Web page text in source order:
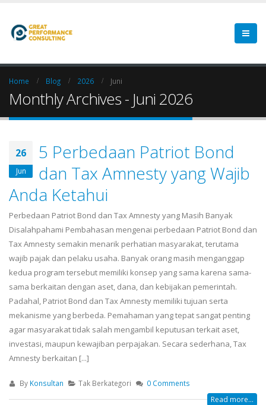
Home Blog 2026 Juni
Monthly Archives - Juni 2026
26
Jun
5 Perbedaan Patriot Bond
dan Tax Amnesty yang Wajib
Anda Ketahui
Perbedaan Patriot Bond dan Tax Amnesty yang Masih Banyak
Disalahpahami Pembahasan mengenai perbedaan Patriot Bond dan
Tax Amnesty semakin menarik perhatian masyarakat, terutama
wajib pajak dan pelaku usaha. Banyak orang masih menganggap
kedua program tersebut memiliki konsep yang sama karena sama-
sama berkaitan dengan aset, dana, dan kebijakan pemerintah.
Padahal, Patriot Bond dan Tax Amnesty memiliki tujuan serta
mekanisme yang berbeda. Pemahaman yang tepat sangat penting
agar masyarakat tidak salah mengambil keputusan terkait aset,
investasi, maupun kewajiban perpajakan. Secara sederhana, Tax
Amnesty berkaitan [...]
By Konsultan Tak Berkategori 0 Comments
Read more...